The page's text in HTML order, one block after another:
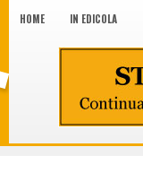
HOME IN EDICOLA